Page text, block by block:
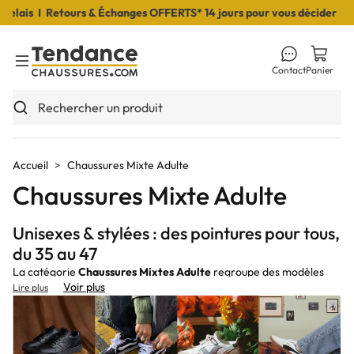
& Échanges OFFERTS* 14 jours pour vous décider I
Toggle Menu
Rechercher un produit
ContactPanier
Accueil Chaussures Mixte Adulte
Chaussures Mixte Adulte
Unisexes & stylées : des pointures pour tous,
du 35 au 47
La catégorie Chaussures Mixtes Adulte regroupe des modèles
unisexpensés pour convenir à
boots/Chelsea
, sandalesetnu-pieds,mocassins/derbies
espadrilles,chaussons etbottes de pluie. Des lignesneutres et
intemporelles, desmatériaux durables(cuir lisse, suède, mesh
Lire plus Voir plus